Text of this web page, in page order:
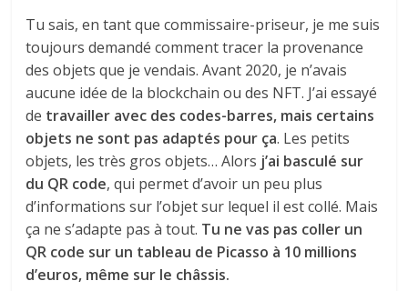
Tu sais, en tant que commissaire-priseur, je me suis
toujours demandé comment tracer la provenance
des objets que je vendais. Avant 2020, je n’avais
aucune idée de la blockchain ou des NFT. J’ai essayé
de travailler avec des codes-barres, mais certains
objets ne sont pas adaptés pour ça. Les petits
objets, les très gros objets… Alors j’ai basculé sur
du QR code, qui permet d’avoir un peu plus
d’informations sur l’objet sur lequel il est collé. Mais
ça ne s’adapte pas à tout. Tu ne vas pas coller un
QR code sur un tableau de Picasso à 10 millions
d’euros, même sur le châssis.